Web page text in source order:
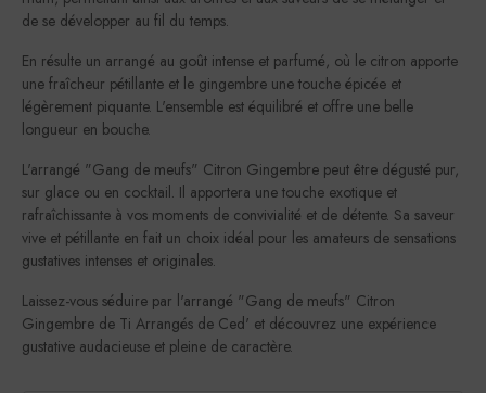
de se développer au fil du temps.
En résulte un arrangé au goût intense et parfumé, où le citron apporte
une fraîcheur pétillante et le gingembre une touche épicée et
légèrement piquante. L'ensemble est équilibré et offre une belle
longueur en bouche.
L'arrangé "Gang de meufs" Citron Gingembre peut être dégusté pur,
sur glace ou en cocktail. Il apportera une touche exotique et
rafraîchissante à vos moments de convivialité et de détente. Sa saveur
vive et pétillante en fait un choix idéal pour les amateurs de sensations
gustatives intenses et originales.
Laissez-vous séduire par l'arrangé "Gang de meufs" Citron
Gingembre de Ti Arrangés de Ced' et découvrez une expérience
gustative audacieuse et pleine de caractère.